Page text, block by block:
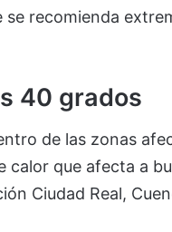
recomienda
40 grados
de las zonas
calor que afecta a
Ciudad Real,